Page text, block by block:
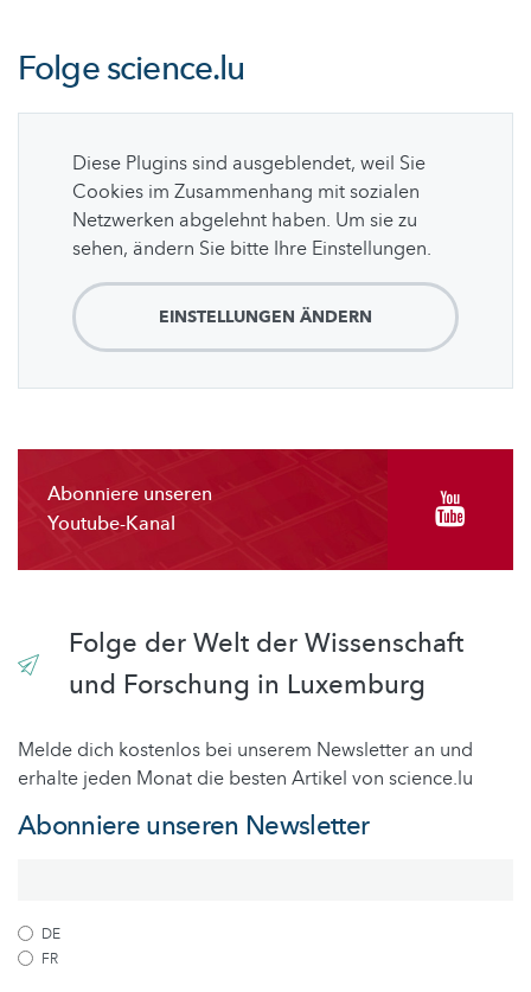
Folgescience.lu
Diese Plugins sind ausgeblendet, weil Sie
Cookies im Zusammenhang mit sozialen
Netzwerken abgelehnt haben. Um sie zu
sehen, ändern Sie bitte Ihre Einstellungen.
EINSTELLUNGEN ÄNDERN
Abonniere unseren
Youtube-Kanal
Folge der Welt der Wissenschaft
und Forschung in Luxemburg
Melde dich kostenlos bei unserem Newsletter an und
erhalte jeden Monat die besten Artikel von science.lu
Abonniere unseren Newsletter
DE
FR